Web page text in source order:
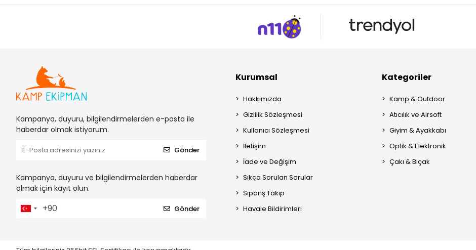
Kampanya, duyuru, bilgilendirmelerden e-posta ile
haberdar olmak istiyorum.
Gönder
Kampanya, duyuru ve bilgilendirmelerden haberdar
olmak için kayıt olun.
Gönder
Kurumsal
Hakkımızda
Gizlilik Sözleşmesi
Kullanıcı Sözleşmesi
İletişim
İade ve Değişim
Sıkça Sorulan Sorular
Sipariş Takip
Havale Bildirimleri
Kategoriler
Kamp & Outdoor
Atıcılık ve Airsoft
Giyim & Ayakkabı
Optik & Elektronik
Çakı & Bıçak